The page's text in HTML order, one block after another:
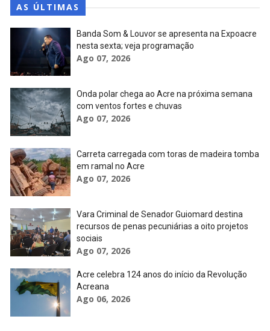
AS ÚLTIMAS
Banda Som & Louvor se apresenta na Expoacre
nesta sexta; veja programação
Ago 07, 2026
Onda polar chega ao Acre na próxima semana
com ventos fortes e chuvas
Ago 07, 2026
Carreta carregada com toras de madeira tomba
em ramal no Acre
Ago 07, 2026
Vara Criminal de Senador Guiomard destina
recursos de penas pecuniárias a oito projetos
sociais
Ago 07, 2026
Acre celebra 124 anos do início da Revolução
Acreana
Ago 06, 2026